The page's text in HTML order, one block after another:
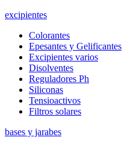
excipientes
Colorantes
Epesantes y Gelificantes
Excipientes varios
Disolventes
Reguladores Ph
Siliconas
Tensioactivos
Filtros solares
bases y jarabes